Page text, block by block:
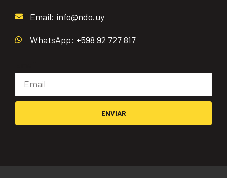
Email: info@ndo.uy
WhatsApp: +598 92 727 817
ENVIAR